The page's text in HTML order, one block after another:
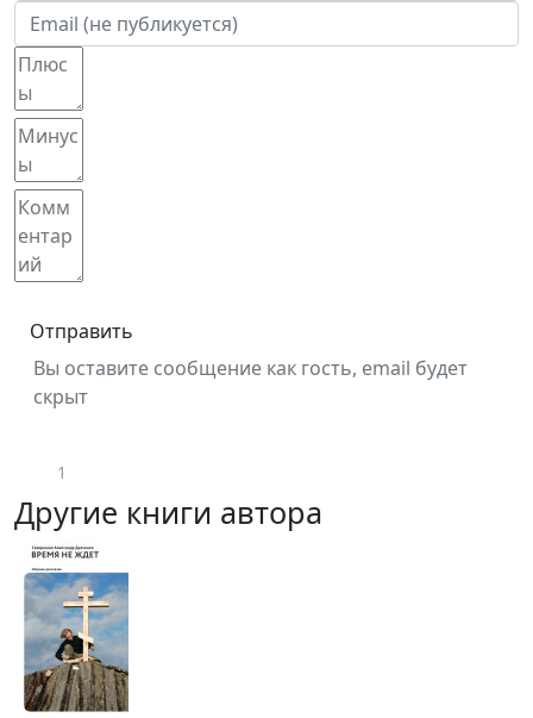
Отправить
Вы оставите сообщение как гость, email будет
скрыт
1
Другие книги автора